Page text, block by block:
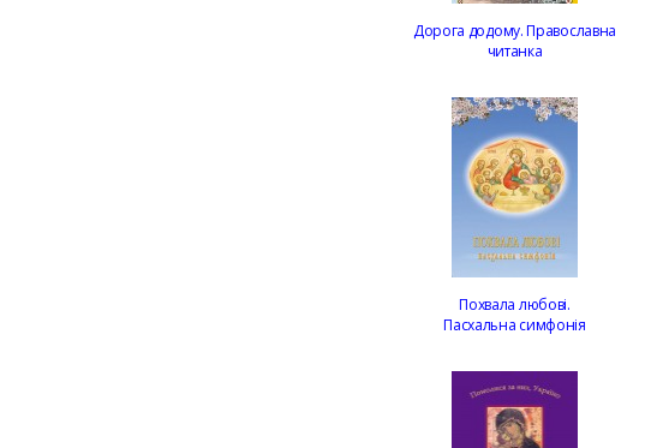
Дорога додому. Православна
читанка
Похвала любові.
Пасхальна симфонія